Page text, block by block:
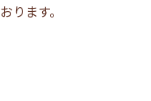
ります。